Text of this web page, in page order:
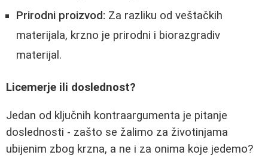
Prirodni proizvod: Za razliku od veštačkih
materijala, krzno je prirodni i biorazgradiv
materijal.
Licemerje ili doslednost?
Jedan od ključnih kontraargumenta je pitanje
doslednosti - zašto se žalimo za životinjama
ubijenim zbog krzna, a ne i za onima koje jedemo?